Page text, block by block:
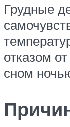
Грудные
отказом
сном